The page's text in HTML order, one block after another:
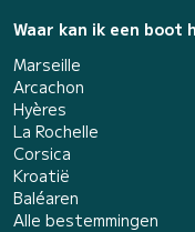
Waar kan ik een boot
Marseille
Arcachon
Hyères
La Rochelle
Corsica
Kroatië
Baléaren
Alle bestemmingen